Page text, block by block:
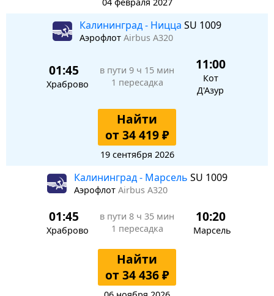
Калининград - Ницца SU 1009
Аэрофлот Airbus A320
01:45
Храброво
в пути 9 ч 15 мин
1 пересадка
11:00
Кот
Д'Азур
Найти
от 34 419 ₽
19 сентября 2026
Калининград - Марсель SU 1009
Аэрофлот Airbus A320
01:45
Храброво
в пути 8 ч 35 мин
1 пересадка
10:20
Марсель
Найти
от 34 436 ₽